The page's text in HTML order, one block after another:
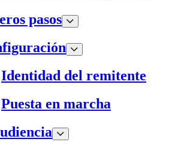
pasos
Identidad del remitente
Puesta en marcha